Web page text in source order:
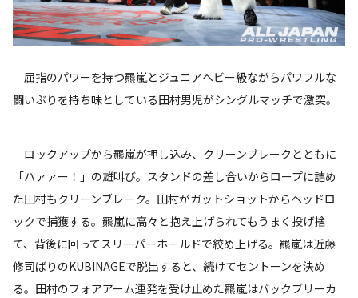
屈指のパワーを持つ羆嵐とジュニアヘビー級ながらパワフルな
闘いぶりを持ち味としている田村男児がシングルマッチで激突。
ロックアップから羆嵐が押し込み、クリーンブレークとともに
「ハァァー！」の雄叫び。スタンドの差し合いからロープに詰め
た田村もクリーンブレーク。田村がガットショットからヘッドロ
ックで捕獲する。羆嵐に高々と抱え上げられてもうまく投げ捨
て、背後に回ってスリーパーホールドで絞め上げる。羆嵐は近藤
修司ばりのKUBINAGEで脱出すると、続けてセントーンを決め
る。田村のフォアアーム連発を受け止めた羆嵐はバックブリーカ